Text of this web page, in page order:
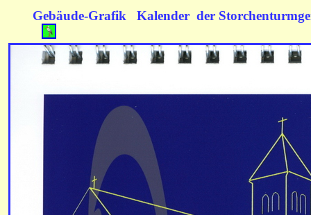
Gebäude-Grafik Kalender der